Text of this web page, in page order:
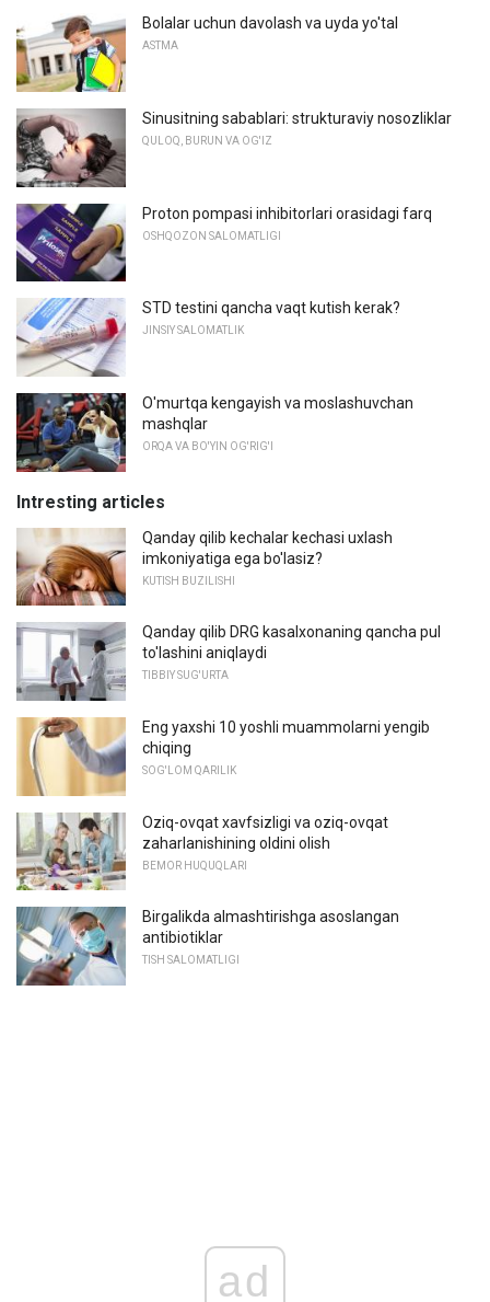
Bolalar uchun davolash va uyda yo'tal
ASTMA
Sinusitning sabablari: strukturaviy nosozliklar
QULOQ, BURUN VA OG'IZ
Proton pompasi inhibitorlari orasidagi farq
OSHQOZON SALOMATLIGI
STD testini qancha vaqt kutish kerak?
JINSIY SALOMATLIK
O'murtqa kengayish va moslashuvchan
mashqlar
ORQA VA BO'YIN OG'RIG'I
Intresting articles
Qanday qilib kechalar kechasi uxlash
imkoniyatiga ega bo'lasiz?
KUTISH BUZILISHI
Qanday qilib DRG kasalxonaning qancha pul
to'lashini aniqlaydi
TIBBIY SUG'URTA
Eng yaxshi 10 yoshli muammolarni yengib
chiqing
SOG'LOM QARILIK
Oziq-ovqat xavfsizligi va oziq-ovqat
zaharlanishining oldini olish
BEMOR HUQUQLARI
Birgalikda almashtirishga asoslangan
antibiotiklar
TISH SALOMATLIGI
ad